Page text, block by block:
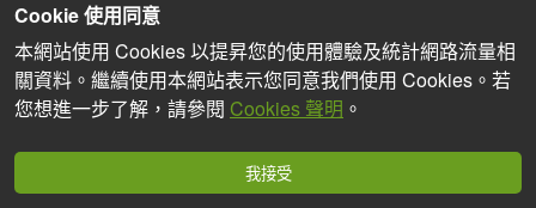
Cookie 使用同意
本網站使用 Cookies 以提昇您的使用體驗及統計網路流量相
關資料。繼續使用本網站表示您同意我們使用 Cookies。若
您想進一步了解，請參閱 Cookies 聲明 。
我接受